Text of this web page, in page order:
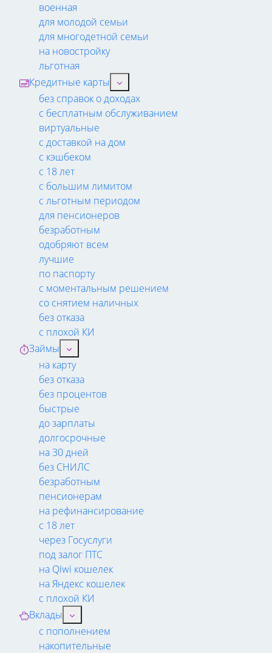
военная
для молодой семьи
для многодетной семьи
на новостройку
льготная
Кредитные карты
без справок о доходах
с бесплатным обслуживанием
виртуальные
с доставкой на дом
с кэшбеком
с 18 лет
с большим лимитом
с льготным периодом
для пенсионеров
безработным
одобряют всем
лучшие
по паспорту
с моментальным решением
со снятием наличных
без отказа
с плохой КИ
Займы
на карту
без отказа
без процентов
быстрые
до зарплаты
долгосрочные
на 30 дней
без СНИЛС
безработным
пенсионерам
на рефинансирование
с 18 лет
через Госуслуги
под залог ПТС
на Qiwi кошелек
на Яндекс кошелек
с плохой КИ
Вклады
с пополнением
накопительные